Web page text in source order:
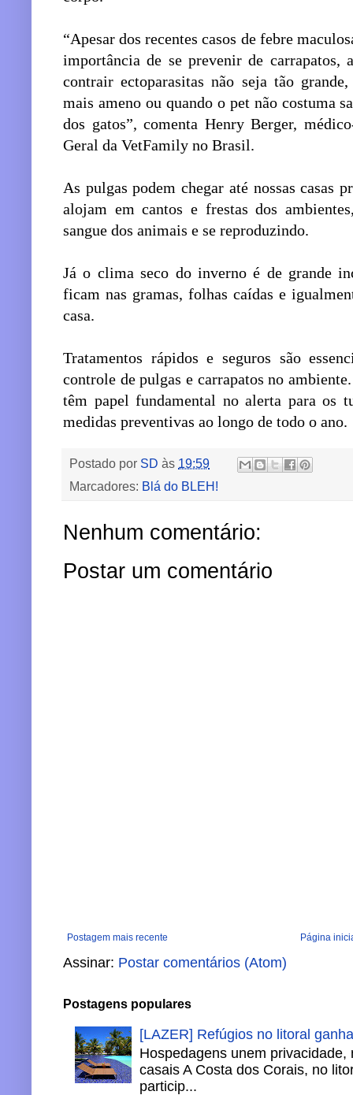
“Apesar dos recentes casos de febre
importância de se prevenir de carrapatos,
contrair ectoparasitas não seja tão
mais ameno ou quando o pet não costuma
dos gatos”, comenta Henry Berger,
Geral da VetFamily no Brasil.
As pulgas podem chegar até nossas casas
alojam em cantos e frestas dos
sangue dos animais e se reproduzindo.
Já o clima seco do inverno é de grande
ficam nas gramas, folhas caídas e
casa.
Tratamentos rápidos e seguros são
controle de pulgas e carrapatos no
têm papel fundamental no alerta para os
medidas preventivas ao longo de todo o ano.
Postado por SD às 19:59
Marcadores: Blá do BLEH!
Nenhum comentário:
Postar um comentário
Postagem mais recente Página
Assinar: Postar comentários (Atom)
Postagens populares
[LAZER] Refúgios no litoral
Hospedagens unem
casais A Costa dos Corais, no
particip...